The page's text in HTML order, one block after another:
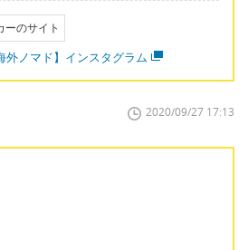
ーのサイト
外ノマド】インスタグラム
2020/09/27 17:13